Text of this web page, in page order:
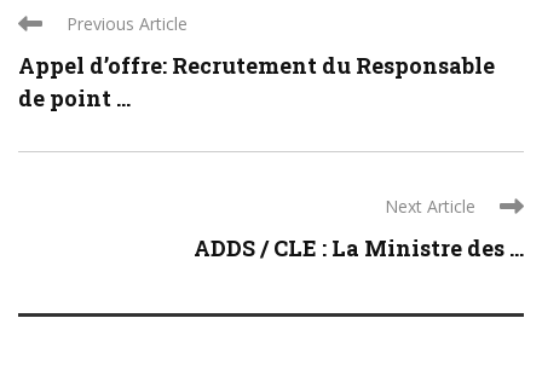
Previous Article
Appel d’offre: Recrutement du Responsable
de point ...
Next Article
ADDS / CLE : La Ministre des ...